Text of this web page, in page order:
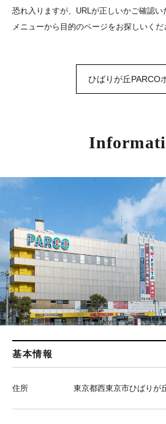
恐れ入りますが、URLが正しいかご確認い
メニューから目的のページをお探しいくだ
ひばりが丘PARCO
基本情報
住所 東京都西東京市ひばりが